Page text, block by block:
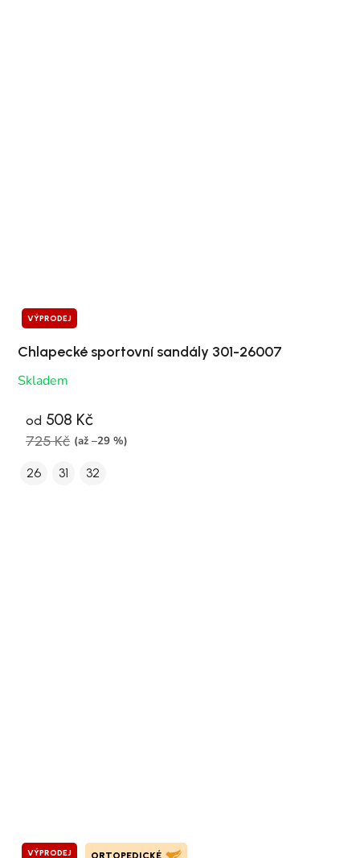
VÝPRODEJ
Chlapecké sportovní sandály 301-26007
Skladem
od 508 Kč
725 Kč (až –29 %)
26 31 32
VÝPRODEJ ORTOPEDICKÉ